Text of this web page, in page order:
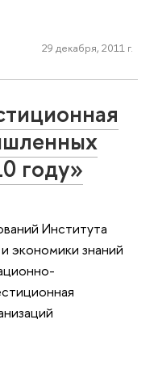
29 декабря, 2011 г.
году»
Института
экономики знаний